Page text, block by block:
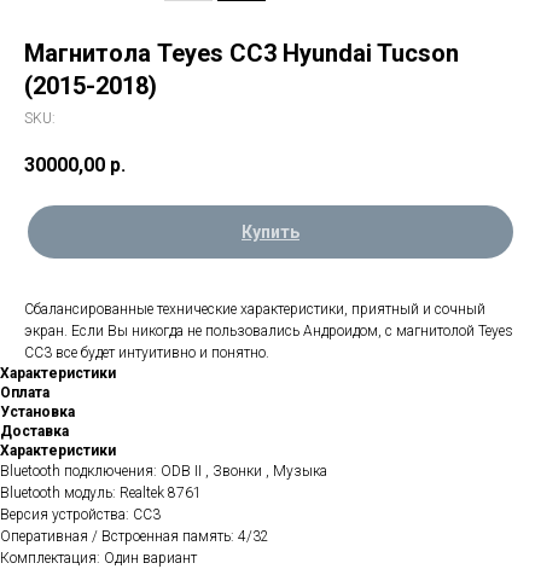
Магнитола Teyes CC3 Hyundai Tucson
(2015-2018)
SKU:
30000,00 р.
Купить
Сбалансированные технические характеристики, приятный и сочный
экран. Если Вы никогда не пользовались Андроидом, с магнитолой Teyes
CC3 все будет интуитивно и понятно.
Характеристики
Оплата
Установка
Доставка
Характеристики
Bluetooth подключения: ODB II , Звонки , Музыка
Bluetooth модуль: Realtek 8761
Версия устройства: CC3
Оперативная / Встроенная память: 4/32
Комплектация: Один вариант